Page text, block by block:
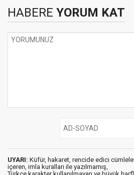
HABERE YORUM KAT
UYARI: Küfür, hakaret, rencide edici
içeren, imla kuralları ile yazılmamış,